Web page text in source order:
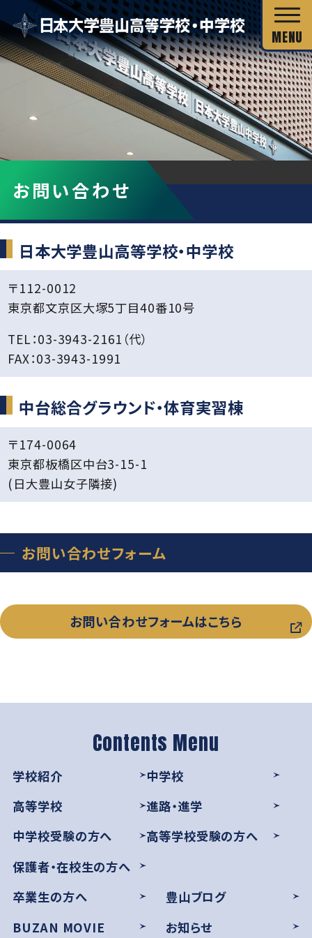
校長あいさつ
教育目標
スクール・ミッション
沿革・校歌
施設・設備
日本大学について
数字で見る豊山
独自の教育システム
グローバル教育
教科の特長
カリキュラム・シラバス
年間行事
制服紹介
部活動
豊山生の一日
生徒座談会
学則
教科の特長
カリキュラム・シラバス
グローバル教育
進学コース
スポーツコース
年間行事
制服紹介
生徒座談会
キャリア教育
進路指導
進学実績
合格者インタビュー
進路新聞Compass
活躍するOB
お問い合わせ
お問い合わせ先
日本大学豊山高等学校・中学校
〒112-0012
東京都文京区大塚5丁目40番10号
TEL：03-3943-2161 （代）
FAX：03-3943-1991
中台総合グラウンド・体育実習棟
〒174-0064
東京都板橋区中台3-15-1
(日大豊山女子隣接)
お問い合わせフォーム
お問い合わせフォームはこちら
学校紹介
中学校
高等学校
進路・進学
中学校受験の方へ
高等学校受験の方へ
保護者・在校生の方へ
卒業生の方へ
豊山ブログ
BUZAN MOVIE
お知らせ